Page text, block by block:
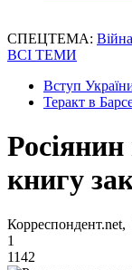
СПЕЦТЕМА:
ВСІ ТЕМИ
Вступ
Теракт в
книгу
1
1142